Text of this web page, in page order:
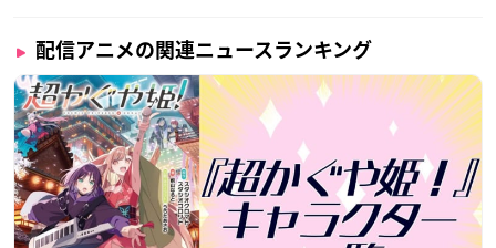
配信アニメの関連ニュースランキング